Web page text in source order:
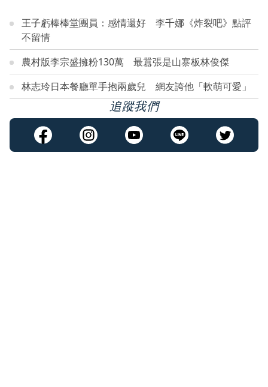
王子虧棒棒堂團員：感情還好 李千娜《炸裂吧》點評
不留情
農村版李宗盛擁粉130萬 最囂張是山寨板林俊傑
林志玲日本餐廳單手抱兩歲兒 網友誇他「軟萌可愛」
追蹤我們